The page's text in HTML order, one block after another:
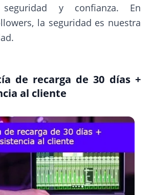
seguridad y confianza. En
la seguridad es nuestra
de recarga de 30 días +
al cliente